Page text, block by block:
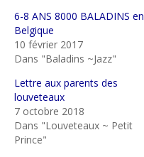
6-8 ANS 8000 BALADINS en
Belgique
10 février 2017
Dans "Baladins ~Jazz"
Lettre aux parents des
louveteaux
7 octobre 2018
Dans "Louveteaux ~ Petit
Prince"